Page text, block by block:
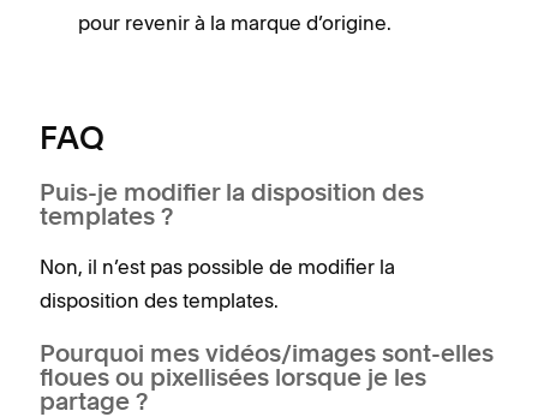
pour revenir à la marque d’origine.
FAQ
Puis-je modifier la disposition des
templates ?
Non, il n’est pas possible de modifier la
disposition des templates.
Pourquoi mes vidéos/images sont-elles
floues ou pixellisées lorsque je les
partage ?